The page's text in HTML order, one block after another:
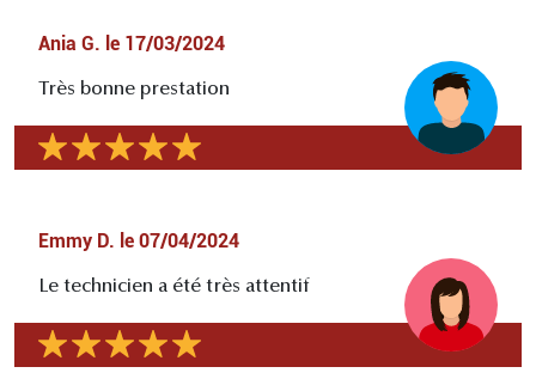
Ania G. le 17/03/2024
Très bonne prestation
Emmy D. le 07/04/2024
Le technicien a été très attentif